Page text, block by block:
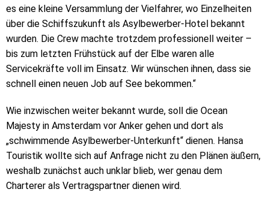
es eine kleine Versammlung der Vielfahrer, wo Einzelheiten
über die Schiffszukunft als Asylbewerber-Hotel bekannt
wurden. Die Crew machte trotzdem professionell weiter –
bis zum letzten Frühstück auf der Elbe waren alle
Servicekräfte voll im Einsatz. Wir wünschen ihnen, dass sie
schnell einen neuen Job auf See bekommen.“
Wie inzwischen weiter bekannt wurde, soll die Ocean
Majesty in Amsterdam vor Anker gehen und dort als
„schwimmende Asylbewerber-Unterkunft“ dienen. Hansa
Touristik wollte sich auf Anfrage nicht zu den Plänen äußern,
weshalb zunächst auch unklar blieb, wer genau dem
Charterer als Vertragspartner dienen wird.